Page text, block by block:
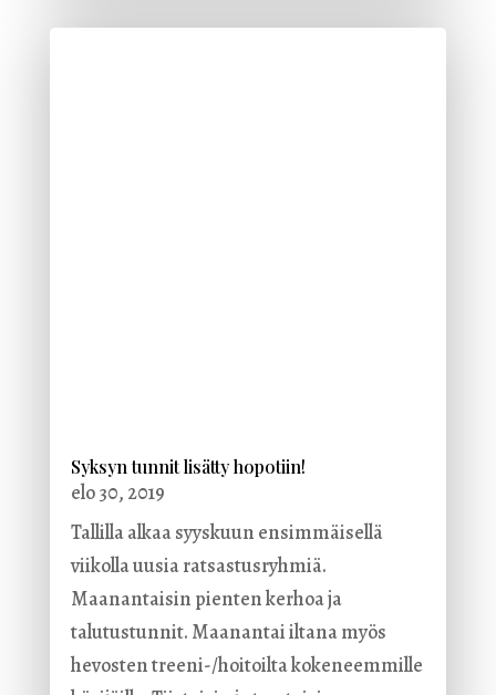
Syksyn tunnit lisätty hopotiin!
elo 30, 2019
Tallilla alkaa syyskuun ensimmäisellä
viikolla uusia ratsastusryhmiä.
Maanantaisin pienten kerhoa ja
talutustunnit. Maanantai iltana myös
hevosten treeni-/hoitoilta kokeneemmille